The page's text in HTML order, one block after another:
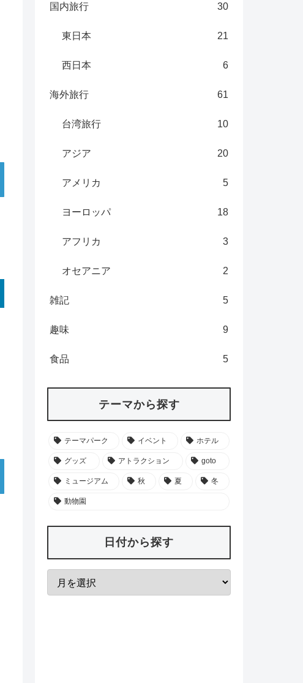
国内旅行 30
東日本 21
西日本 6
海外旅行 61
台湾旅行 10
アジア 20
アメリカ 5
ヨーロッパ 18
アフリカ 3
オセアニア 2
雑記 5
趣味 9
食品 5
テーマから探す
テーマパーク イベント ホテル
グッズ アトラクション goto
ミュージアム 秋 夏 冬
動物園
日付から探す